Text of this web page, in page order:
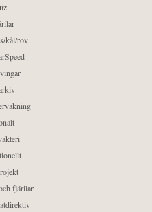
kål/rov
fjärilar